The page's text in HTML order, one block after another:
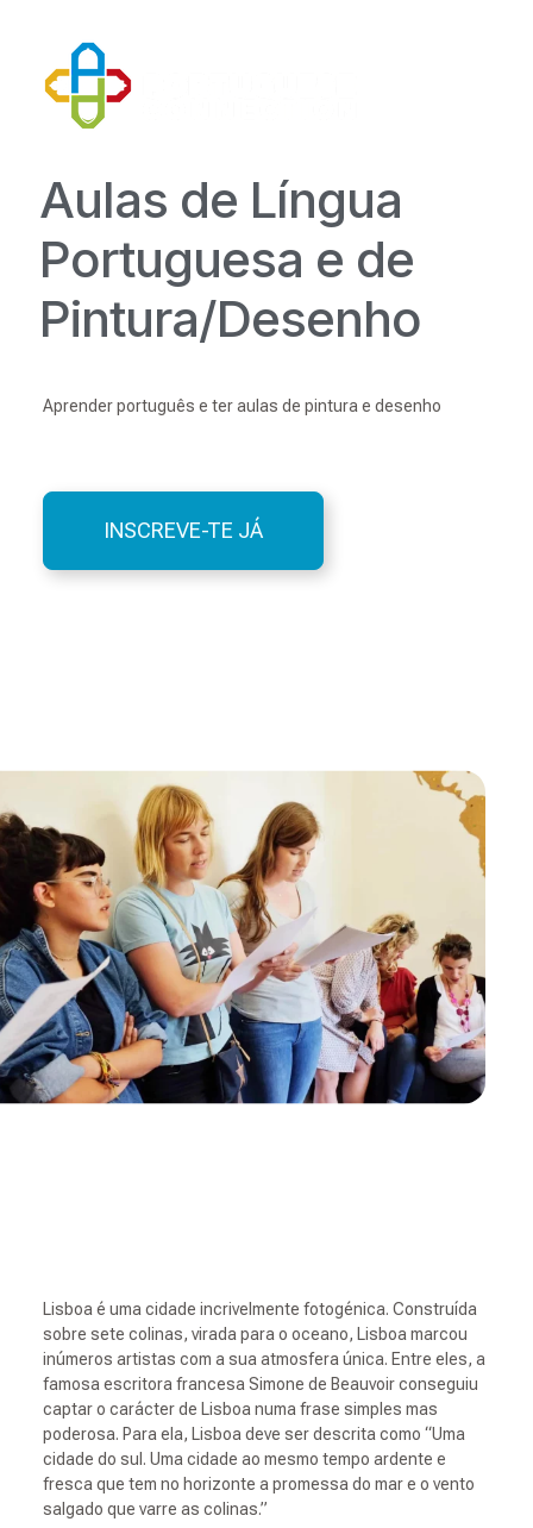
Aulas de Língua
Portuguesa e de
Pintura/Desenho
Aprender português e ter aulas de pintura e desenho
INSCREVE-TE JÁ
Lisboa é uma cidade incrivelmente fotogénica. Construída
sobre sete colinas, virada para o oceano, Lisboa marcou
inúmeros artistas com a sua atmosfera única. Entre eles, a
famosa escritora francesa Simone de Beauvoir conseguiu
captar o carácter de Lisboa numa frase simples mas
poderosa. Para ela, Lisboa deve ser descrita como “Uma
cidade do sul. Uma cidade ao mesmo tempo ardente e
fresca que tem no horizonte a promessa do mar e o vento
salgado que varre as colinas.”